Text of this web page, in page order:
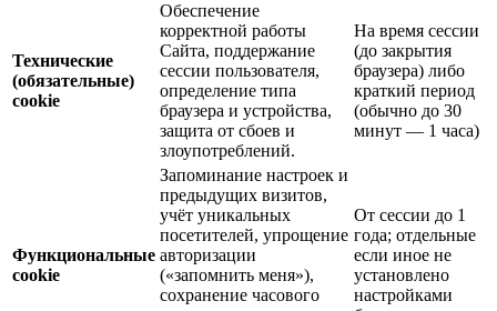
Технические
(обязательные)
cookie
Обеспечение
корректной работы
Сайта, поддержание
сессии пользователя,
определение типа
браузера и устройства,
защита от сбоев и
злоупотреблений.
На время сессии
(до закрытия
браузера) либо
краткий период
(обычно до 30
минут — 1 часа)
Функциональные
cookie
Запоминание настроек и
предыдущих визитов,
учёт уникальных
посетителей, упрощение
авторизации
(«запомнить меня»),
сохранение часового
От сессии до 1
года; отдельные
если иное не
установлено
настройками